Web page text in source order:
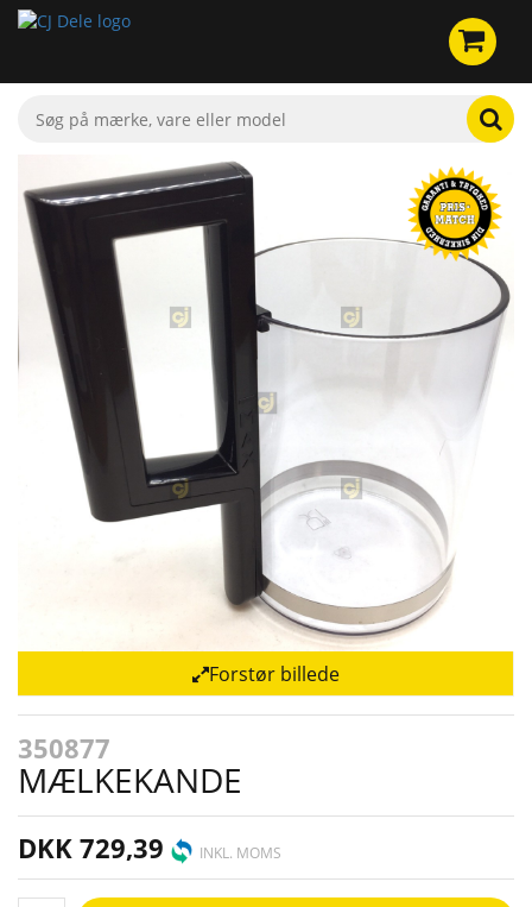
Forstør billede
350877
MÆLKEKANDE
DKK 729,39 INKL. MOMS